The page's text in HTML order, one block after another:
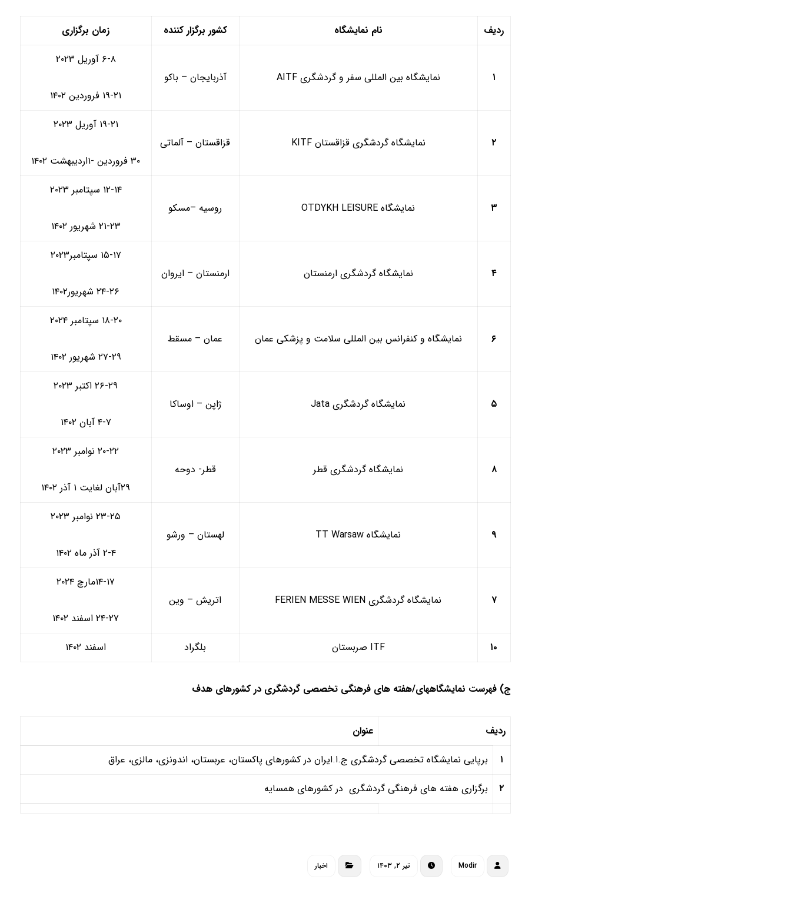
ردیف نام نمایشگاه کشور برگزار کننده زمان برگزاری
۱ نمایشگاه بین المللی سفر و گردشگریAITF آذربایجان – باکو
۶-۸ آوریل ۲۰۲۳
۱۹-۲۱ فروردین ۱۴۰۲
۲ نمایشگاه گردشگری قزاقستانKITF قزاقستان – آلماتی
۱۹-۲۱ آوریل ۲۰۲۳
۳۰ فروردین -۱اردیبهشت ۱۴۰۲
۳ نمایشگاه OTDYKH LEISURE روسیه –مسکو
۱۲-۱۴ سپتامبر ۲۰۲۳
۲۱-۲۳ شهریور ۱۴۰۲
۴ نمایشگاه گردشگری ارمنستان ارمنستان – ایروان
۱۵-۱۷ سپتامبر۲۰۲۳
۲۴-۲۶ شهریور۱۴۰۲
۶ نمایشگاه و کنفرانس بین المللی سلامت و پزشکی عمان عمان – مسقط
۱۸-۲۰ سپتامبر ۲۰۲۴
۲۷-۲۹ شهریور ۱۴۰۲
۵ نمایشگاه گردشگری Jata ژاپن – اوساکا
۲۶-۲۹ اکتبر ۲۰۲۳
۴-۷ آبان ۱۴۰۲
۸ نمایشگاه گردشگری قطر قطر- دوحه
۲۰-۲۲ نوامبر ۲۰۲۳
۲۹آبان لغایت ۱ آذر ۱۴۰۲
۹ نمایشگاه TT Warsaw لهستان – ورشو
۲۳-۲۵ نوامبر ۲۰۲۳
۲-۴ آذر ماه ۱۴۰۲
۷ نمایشگاه گردشگری FERIEN MESSE WIEN اتریش – وین
۱۴-۱۷مارچ ۲۰۲۴
۲۴-۲۷ اسفند ۱۴۰۲
۱۰
ITF صربستان بلگراد اسفند ۱۴۰۲
ج) فهرست نمایشگاههای/هفته های فرهنگی تخصصی گردشگری در کشورهای هدف
ردیف
عنوان
۱
برپایی نمایشگاه تخصصی گردشگری ج.ا.ایران در کشورهای پاکستان، عربستان، اندونزی، مالزی، عراق
۲
برگزاری هفته های فرهنگی گردشگری در کشورهای همسایه
Modir تیر ۲, ۱۴۰۳ اخبار